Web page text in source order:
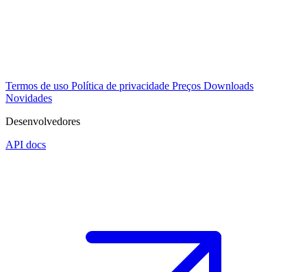
Termos de uso Política de privacidade Preços Downloads
Novidades
Desenvolvedores
API docs